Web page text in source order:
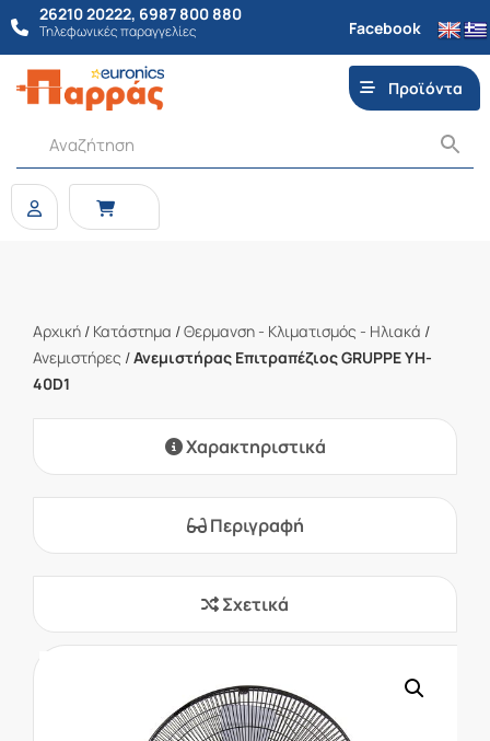
26210 20222, 6987 800 880
Τηλεφωνικές παραγγελίες Facebook
Προϊόντα
Αρχική / Κατάστημα /Θερμανση - Κλιματισμός - Ηλιακά /
Ανεμιστήρες /Ανεμιστήρας Επιτραπέζιος GRUPPE YH-
40D1
Χαρακτηριστικά
Περιγραφή
Σχετικά